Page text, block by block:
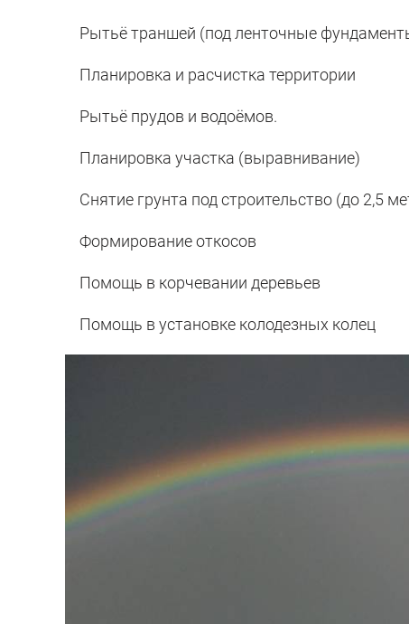
Рытьё траншей (под ленточные
Планировка и расчистка территории
Рытьё прудов и водоёмов.
Планировка участка (выравнивание)
Снятие грунта под строительство (до 2,5
Формирование откосов
Помощь в корчевании деревьев
Помощь в установке колодезных колец